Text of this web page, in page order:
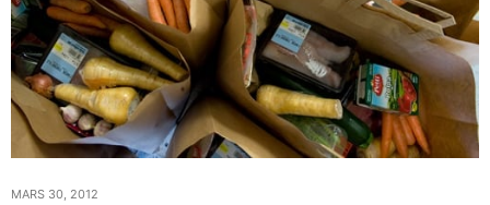
MARS 30, 2012